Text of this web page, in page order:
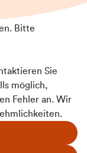
Bitte
Sie
möglich,
Fehler an. Wir